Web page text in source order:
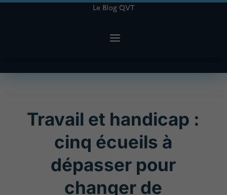
Le Blog QVT
Travail et handicap :
cinq écueils à
dépasser pour
changer de